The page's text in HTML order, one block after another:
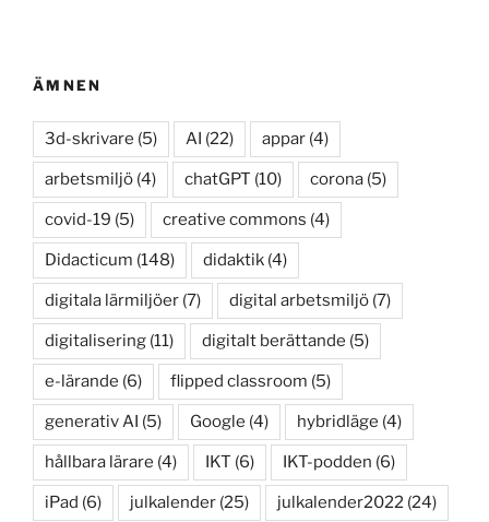
ÄMNEN
3d-skrivare (5) AI (22) appar (4)
arbetsmiljö (4) chatGPT (10) corona (5)
covid-19 (5) creative commons (4)
Didacticum (148) didaktik (4)
digitala lärmiljöer (7) digital arbetsmiljö (7)
digitalisering (11) digitalt berättande (5)
e-lärande (6) flipped classroom (5)
generativ AI (5) Google (4) hybridläge (4)
hållbara lärare (4) IKT (6) IKT-podden (6)
iPad (6) julkalender (25) julkalender2022 (24)